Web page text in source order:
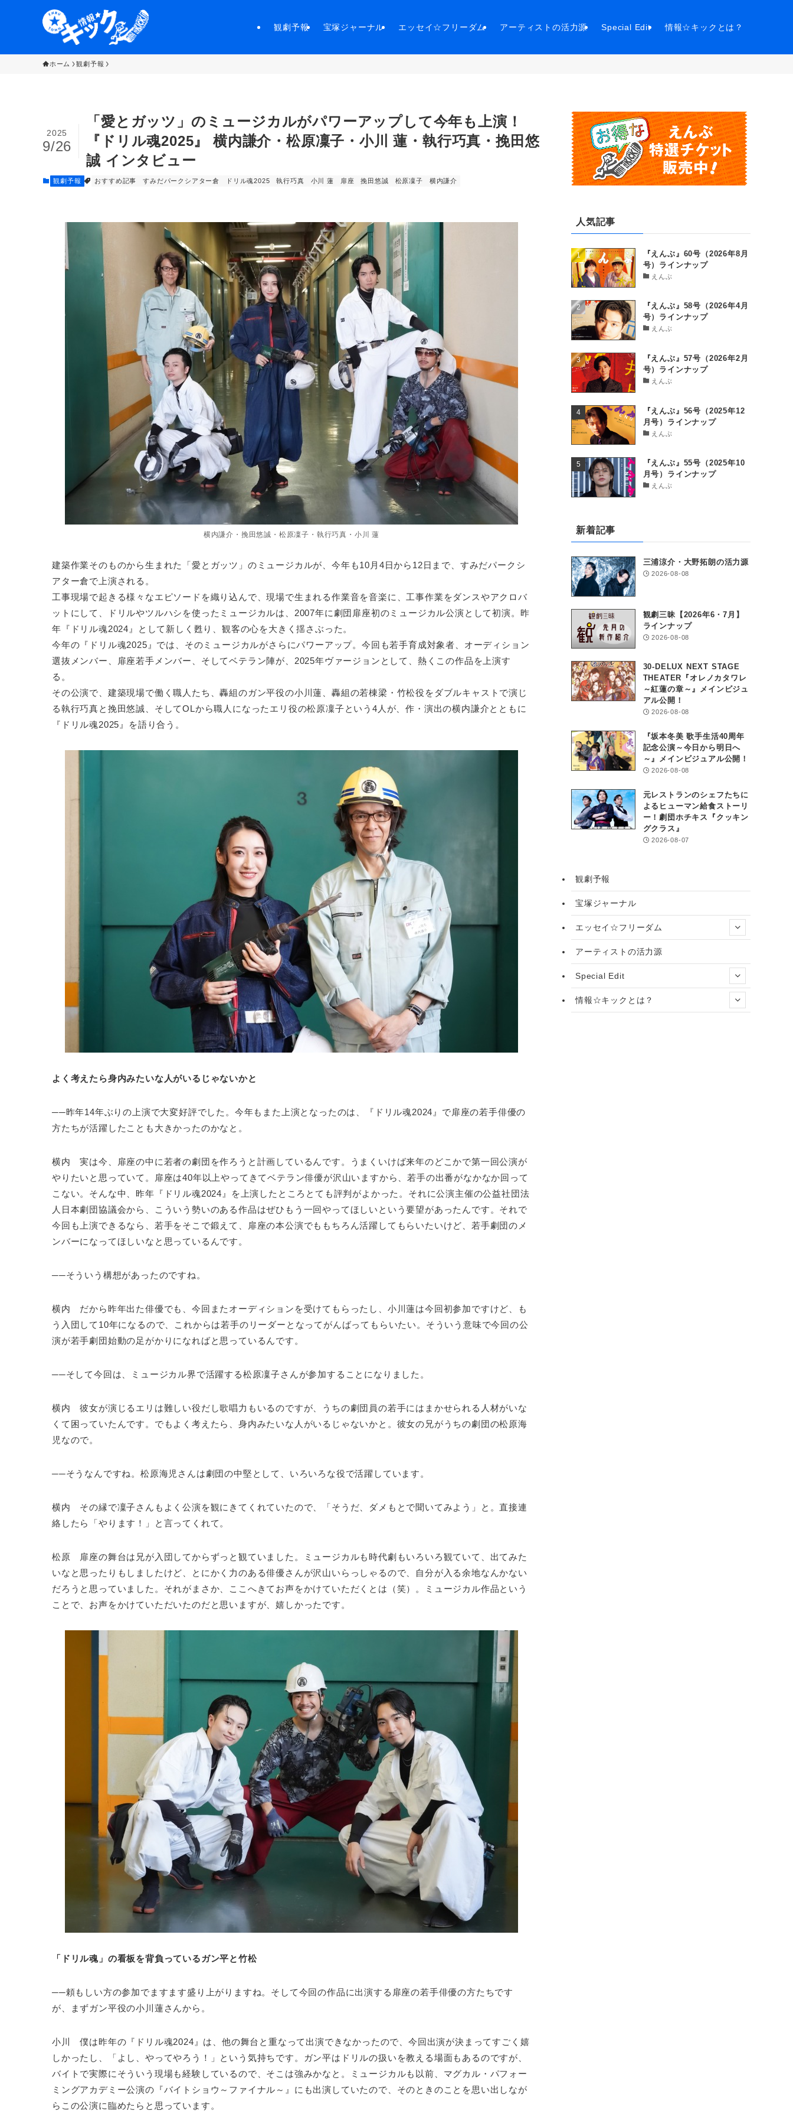
観劇予報 宝塚ジャーナル エッセイ☆フリーダム アーティストの活力源 Special Edit 情報☆キックとは？
ホーム 観劇予報
「愛とガッツ」のミュージカルがパワーアップして今年も上演！
『ドリル魂2025』 横内謙介・松原凜子・小川 蓮・執行巧真・挽田悠
誠 インタビュー
2025
9/26
観劇予報 おすすめ記事 すみだパークシアター倉 ドリル魂2025 執行巧真 小川 蓮 扉座 挽田悠誠 松原凜子 横内謙介
横内謙介・挽田悠誠・松原凜子・執行巧真・小川 蓮
建築作業そのものから生まれた「愛とガッツ」のミュージカルが、今年も10月4日から12日まで、すみだパークシ
アター倉で上演される。
工事現場で起きる様々なエピソードを織り込んで、現場で生まれる作業音を音楽に、工事作業をダンスやアクロバ
ットにして、ドリルやツルハシを使ったミュージカルは、2007年に劇団扉座初のミュージカル公演として初演。昨
年『ドリル魂2024』として新しく甦り、観客の心を大きく揺さぶった。
今年の『ドリル魂2025』では、そのミュージカルがさらにパワーアップ。今回も若手育成対象者、オーディション
選抜メンバー、扉座若手メンバー、そしてベテラン陣が、2025年ヴァージョンとして、熱くこの作品を上演す
る。
その公演で、建築現場で働く職人たち、轟組のガン平役の小川蓮、轟組の若棟梁・竹松役をダブルキャストで演じ
る執行巧真と挽田悠誠、そしてOLから職人になったエリ役の松原凜子という4人が、作・演出の横内謙介とともに
『ドリル魂2025』を語り合う。
よく考えたら身内みたいな人がいるじゃないかと
──昨年14年ぶりの上演で大変好評でした。今年もまた上演となったのは、『ドリル魂2024』で扉座の若手俳優の
方たちが活躍したことも大きかったのかなと。
横内 実は今、扉座の中に若者の劇団を作ろうと計画しているんです。うまくいけば来年のどこかで第一回公演が
やりたいと思っていて。扉座は40年以上やってきてベテラン俳優が沢山いますから、若手の出番がなかなか回って
こない。そんな中、昨年『ドリル魂2024』を上演したところとても評判がよかった。それに公演主催の公益社団法
人日本劇団協議会から、こういう勢いのある作品はぜひもう一回やってほしいという要望があったんです。それで
今回も上演できるなら、若手をそこで鍛えて、扉座の本公演でももちろん活躍してもらいたいけど、若手劇団のメ
ンバーになってほしいなと思っているんです。
──そういう構想があったのですね。
横内 だから昨年出た俳優でも、今回またオーディションを受けてもらったし、小川蓮は今回初参加ですけど、も
う入団して10年になるので、これからは若手のリーダーとなってがんばってもらいたい。そういう意味で今回の公
演が若手劇団始動の足がかりになればと思っているんです。
──そして今回は、ミュージカル界で活躍する松原凜子さんが参加することになりました。
横内 彼女が演じるエリは難しい役だし歌唱力もいるのですが、うちの劇団員の若手にはまかせられる人材がいな
くて困っていたんです。でもよく考えたら、身内みたいな人がいるじゃないかと。彼女の兄がうちの劇団の松原海
児なので。
──そうなんですね。松原海児さんは劇団の中堅として、いろいろな役で活躍しています。
横内 その縁で凜子さんもよく公演を観にきてくれていたので、「そうだ、ダメもとで聞いてみよう」と。直接連
絡したら「やります！」と言ってくれて。
松原 扉座の舞台は兄が入団してからずっと観ていました。ミュージカルも時代劇もいろいろ観ていて、出てみた
いなと思ったりもしましたけど、とにかく力のある俳優さんが沢山いらっしゃるので、自分が入る余地なんかない
だろうと思っていました。それがまさか、ここへきてお声をかけていただくとは（笑）。ミュージカル作品という
ことで、お声をかけていただいたのだと思いますが、嬉しかったです。
「ドリル魂」の看板を背負っているガン平と竹松
──頼もしい方の参加でますます盛り上がりますね。そして今回の作品に出演する扉座の若手俳優の方たちです
が、まずガン平役の小川蓮さんから。
小川 僕は昨年の『ドリル魂2024』は、他の舞台と重なって出演できなかったので、今回出演が決まってすごく嬉
しかったし、「よし、やってやろう！」という気持ちです。ガン平はドリルの扱いを教える場面もあるのですが、
バイトで実際にそういう現場も経験しているので、そこは強みかなと。ミュージカルも以前、マグカル・パフォー
ミングアカデミー公演の『バイトショウ～ファイナル～』にも出演していたので、そのときのことを思い出しなが
らこの公演に臨めたらと思っています。
人気記事
『えんぶ』60号（2026年8月
号）ラインナップ
えんぶ
『えんぶ』58号（2026年4月
号）ラインナップ
えんぶ
『えんぶ』57号（2026年2月
号）ラインナップ
えんぶ
『えんぶ』56号（2025年12
月号）ラインナップ
えんぶ
『えんぶ』55号（2025年10
月号）ラインナップ
えんぶ
新着記事
三浦涼介・大野拓朗の活力源
2026-08-08
観劇三昧【2026年6・7月】
ラインナップ
2026-08-08
30-DELUX NEXT STAGE
THEATER『オレノカタワレ
～紅蓮の章～』メインビジュ
アル公開！
2026-08-08
『坂本冬美 歌手生活40周年
記念公演～今日から明日へ
～』メインビジュアル公開！
2026-08-08
元レストランのシェフたちに
よるヒューマン給食ストーリ
ー！劇団ホチキス『クッキン
グクラス』
2026-08-07
観劇予報
宝塚ジャーナル
エッセイ☆フリーダム
アーティストの活力源
Special Edit
情報☆キックとは？